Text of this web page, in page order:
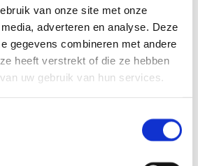
van onze site met onze
adverteren en analyse. Deze
gegevens combineren met andere
heeft verstrekt of die ze hebben
uw gebruik van hun services.
ook dat je een pand niet sloopt als
is een multifunctioneel inzetbaar
een flexibele structuur. Dit
van groot naar klein; en